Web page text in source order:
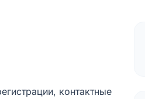
контактные